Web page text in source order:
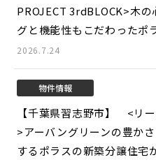
PROJECT 3rdBLOCK>木の
グと機能性もこだわったポ
2026.7.24
物件情報
【千葉県習志野市】 <リ
>アーバングリーンの豊か
するポラスの新築分譲住宅